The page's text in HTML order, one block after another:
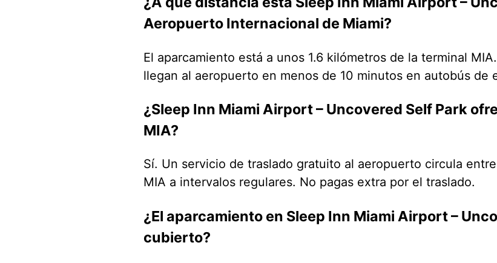
Aeropuerto Internacional de Miami?
El aparcamiento está a unos 1.6 kilómetros de la terminal
llegan al aeropuerto en menos de 10 minutos en autobús de
¿Sleep Inn Miami Airport – Uncovered Self Park
MIA?
Sí. Un servicio de traslado gratuito al aeropuerto circula
MIA a intervalos regulares. No pagas extra por el traslado.
¿El aparcamiento en Sleep Inn Miami Airport –
cubierto?